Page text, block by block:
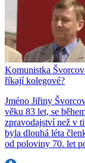
Komunistka
říkají kolegové?
Jméno Jiřiny
věku 83 let, se
zpravodajství než v
byla dlouhá léta
od poloviny 70. let